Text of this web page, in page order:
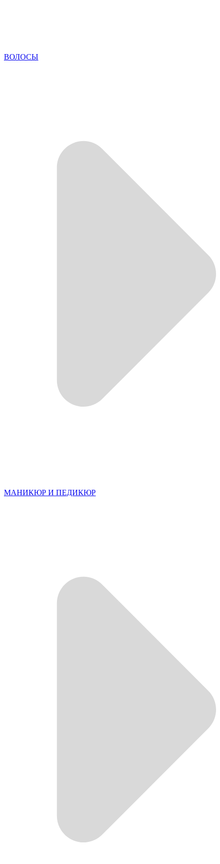
ВОЛОСЫ
МАНИКЮР И ПЕДИКЮР